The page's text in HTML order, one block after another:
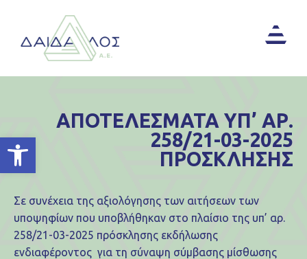
Ανοίξτε τη γραμμή εργαλείων
Σε συνέχεια της αξιολόγησης των αιτήσεων των
υποψηφίων που υποβλήθηκαν στο πλαίσιο της υπ’ αρ.
258/21-03-2025 πρόσκλησης εκδήλωσης
ενδιαφέροντος για τη σύναψη σύμβασης μίσθωσης
ΑΠΟΤΕΛΕΣΜΑΤΑ ΥΠ’ ΑΡ.
258/21-03-2025
ΠΡΟΣΚΛΗΣΗΣ